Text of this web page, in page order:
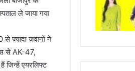
ले जाया गया
ज्यादा जवानों ने
से AK-47,
जिन्हें एयरलिफ्ट